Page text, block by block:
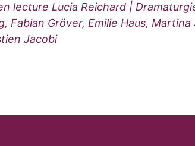
lecture Lucia Reichard |
Fabian Gröver, Emilie Haus,
Jacobi